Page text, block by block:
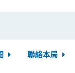
聯絡本局